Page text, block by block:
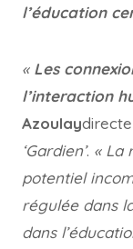
l’éducation
« Les
l’interaction
Azoulay
‘Gardien’. « La
potentiel
régulée dans
dans